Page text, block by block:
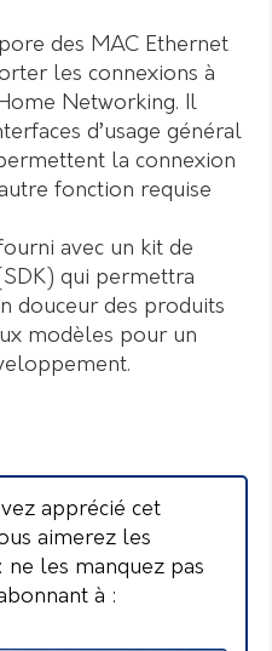
des MAC Ethernet
les connexions à
Networking. Il
d’usage général
la connexion
fonction requise
avec un kit de
qui permettra
douceur des produits
modèles pour un
apprécié cet
aimerez les
ne les manquez pas
à :